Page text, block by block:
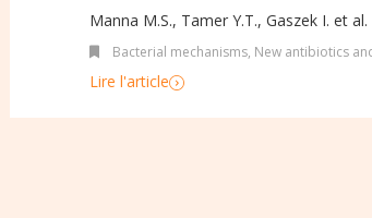
Manna M.S., Tamer Y.T., Gaszek I. et al.
Bacterial mechanisms, New antibiotics
Lire l'article